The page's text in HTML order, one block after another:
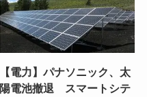
【電力】パナソニック、太
陽電池撤退 スマートシテ